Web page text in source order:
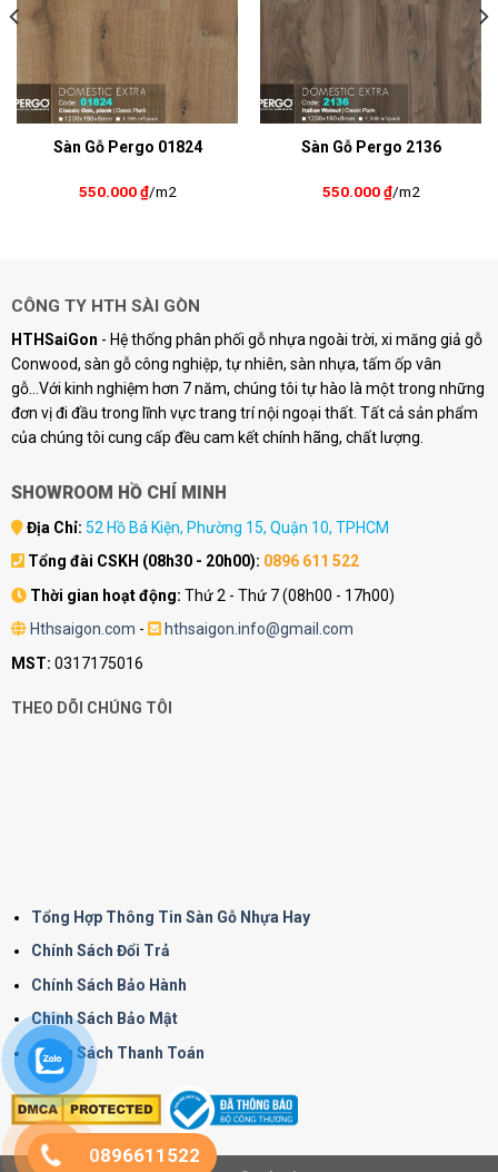
Sàn Gỗ Pergo 01824
550.000₫/m2
Sàn Gỗ Pergo 2136
550.000₫/m2
CÔNG TY HTH SÀI GÒN
HTHSaiGon - Hệ thống phân phối gỗ nhựa ngoài trời, xi măng giả gỗ
Conwood, sàn gỗ công nghiệp, tự nhiên, sàn nhựa, tấm ốp vân
gỗ...Với kinh nghiệm hơn 7 năm, chúng tôi tự hào là một trong những
đơn vị đi đầu trong lĩnh vực trang trí nội ngoại thất. Tất cả sản phẩm
của chúng tôi cung cấp đều cam kết chính hãng, chất lượng.
SHOWROOM HỒ CHÍ MINH
Địa Chỉ: 52 Hồ Bá Kiện, Phường 15, Quận 10, TPHCM
Tổng đài CSKH (08h30 - 20h00): 0896 611 522
Thời gian hoạt động: Thứ 2 - Thứ 7 (08h00 - 17h00)
Hthsaigon.com -
hthsaigon.info@gmail.com
MST: 0317175016
THEO DÕI CHÚNG TÔI
Tổng Hợp Thông Tin Sàn Gỗ Nhựa Hay
Chính Sách Đổi Trả
Chính Sách Bảo Hành
Chinh Sách Bảo Mật
Chính Sách Thanh Toán
0896611522